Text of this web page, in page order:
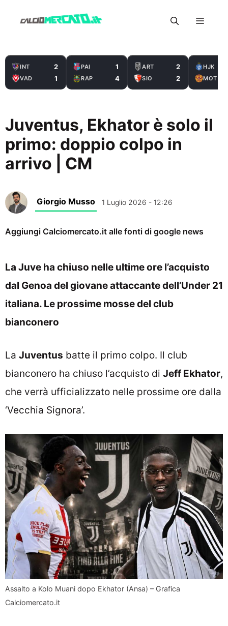
Menu
INT 2
VAD 1
PAI 1
RAP 4
ART 2
SIO 2
HJK
MOT
Juventus, Ekhator è solo il
primo: doppio colpo in
arrivo | CM
Giorgio Musso 1 Luglio 2026 - 12:26
Aggiungi Calciomercato.it alle fonti di google news
La Juve ha chiuso nelle ultime ore l’acquisto
dal Genoa del giovane attaccante dell’Under 21
italiana. Le prossime mosse del club
bianconero
La Juventus batte il primo colpo. Il club
bianconero ha chiuso l’acquisto di Jeff Ekhator,
che verrà ufficializzato nelle prossime ore dalla
‘Vecchia Signora’.
Assalto a Kolo Muani dopo Ekhator (Ansa) – Grafica
Calciomercato.it